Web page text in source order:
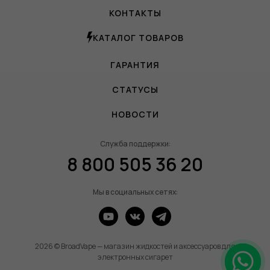
КОНТАКТЫ
КАТАЛОГ ТОВАРОВ
ГАРАНТИЯ
СТАТУСЫ
НОВОСТИ
Служба поддержки:
8 800 505 36 20
Мы в социальных сетях:
2026 © BroadVape — магазин жидкостей и аксессуаров для
электронных сигарет